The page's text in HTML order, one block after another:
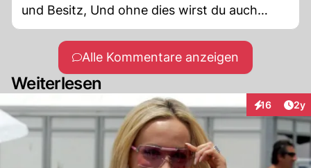
und Besitz, Und ohne dies wirst du auch
gehen. Dein erstes Bad? Jemand hat dich
gewaschen, Dein letztes Bad? Jemand wird
dich waschen. Das ist das Leben!!! Warum
also so viel Boshaftigkeit, so viel Neid, so viel
Hass, so viel Missgunst, so viel Hetze und so
viel Egoismus? Sei nett, respektvoll, lächle oft
und tue gute Taten. Denk daran, dass unsere
Zeit auf der Erde begrenzt ist, verschwende
Alle Kommentare anzeigen
Weiterlesen
16 2y